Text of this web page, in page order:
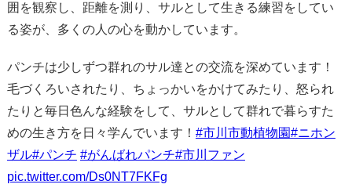
囲を観察し、距離を測り、サルとして生きる練習をしてい
る姿が、多くの人の心を動かしています。
パンチは少しずつ群れのサル達との交流を深めています！
毛づくろいされたり、ちょっかいをかけてみたり、怒られ
たりと毎日色んな経験をして、サルとして群れで暮らすた
めの生き方を日々学んでいます！ #市川市動植物園#ニホン
ザル#パンチ #がんばれパンチ#市川ファン
pic.twitter.com/Ds0NT7FKFg